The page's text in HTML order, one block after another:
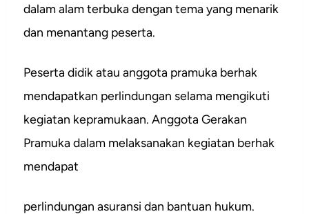
dalam alam terbuka dengan tema yang menarik
dan menantang peserta.
Peserta didik atau anggota pramuka berhak
mendapatkan perlindungan selama mengikuti
kegiatan kepramukaan. Anggota Gerakan
Pramuka dalam melaksanakan kegiatan berhak
mendapat
perlindungan asuransi dan bantuan hukum.